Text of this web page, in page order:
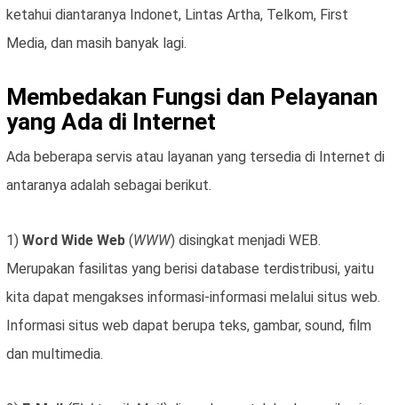
ketahui diantaranya Indonet, Lintas Artha, Telkom, First
Media, dan masih banyak lagi.
Membedakan Fungsi dan Pelayanan
yang Ada di Internet
Ada beberapa servis atau layanan yang tersedia di Internet di
antaranya adalah sebagai berikut.
1) Word Wide Web (WWW) disingkat menjadi WEB.
Merupakan fasilitas yang berisi database terdistribusi, yaitu
kita dapat mengakses informasi-informasi melalui situs web.
Informasi situs web dapat berupa teks, gambar, sound, film
dan multimedia.